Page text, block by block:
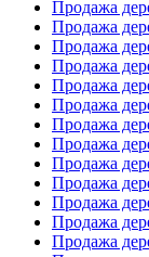
Продажа
Продажа
Продажа
Продажа
Продажа
Продажа
Продажа
Продажа
Продажа
Продажа
Продажа
Продажа
Продажа